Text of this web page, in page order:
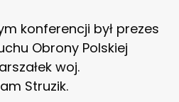
konferencji był prezes
Obrony Polskiej
woj.
Struzik.